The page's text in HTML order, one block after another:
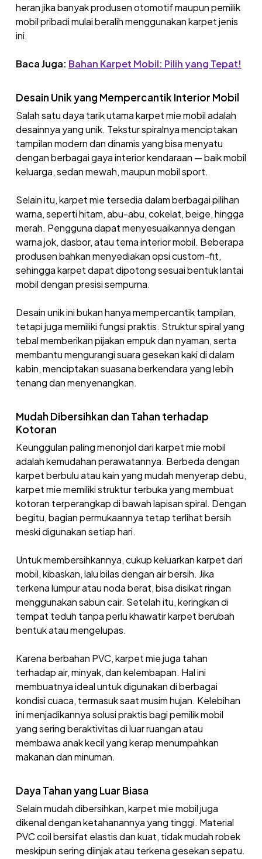
heran jika banyak produsen otomotif maupun pemilik
mobil pribadi mulai beralih menggunakan karpet jenis
ini.
Baca Juga: Bahan Karpet Mobil: Pilih yang Tepat!
Desain Unik yang Mempercantik Interior Mobil
Salah satu daya tarik utama karpet mie mobil adalah
desainnya yang unik. Tekstur spiralnya menciptakan
tampilan modern dan dinamis yang bisa menyatu
dengan berbagai gaya interior kendaraan — baik mobil
keluarga, sedan mewah, maupun mobil sport.
Selain itu, karpet mie tersedia dalam berbagai pilihan
warna, seperti hitam, abu-abu, cokelat, beige, hingga
merah. Pengguna dapat menyesuaikannya dengan
warna jok, dasbor, atau tema interior mobil. Beberapa
produsen bahkan menyediakan opsi custom-fit,
sehingga karpet dapat dipotong sesuai bentuk lantai
mobil dengan presisi sempurna.
Desain unik ini bukan hanya mempercantik tampilan,
tetapi juga memiliki fungsi praktis. Struktur spiral yang
tebal memberikan pijakan empuk dan nyaman, serta
membantu mengurangi suara gesekan kaki di dalam
kabin, menciptakan suasana berkendara yang lebih
tenang dan menyenangkan.
Mudah Dibersihkan dan Tahan terhadap
Kotoran
Keunggulan paling menonjol dari karpet mie mobil
adalah kemudahan perawatannya. Berbeda dengan
karpet berbulu atau kain yang mudah menyerap debu,
karpet mie memiliki struktur terbuka yang membuat
kotoran terperangkap di bawah lapisan spiral. Dengan
begitu, bagian permukaannya tetap terlihat bersih
meski digunakan setiap hari.
Untuk membersihkannya, cukup keluarkan karpet dari
mobil, kibaskan, lalu bilas dengan air bersih. Jika
terkena lumpur atau noda berat, bisa disikat ringan
menggunakan sabun cair. Setelah itu, keringkan di
tempat teduh tanpa perlu khawatir karpet berubah
bentuk atau mengelupas.
Karena berbahan PVC, karpet mie juga tahan
terhadap air, minyak, dan kelembapan. Hal ini
membuatnya ideal untuk digunakan di berbagai
kondisi cuaca, termasuk saat musim hujan. Kelebihan
ini menjadikannya solusi praktis bagi pemilik mobil
yang sering beraktivitas di luar ruangan atau
membawa anak kecil yang kerap menumpahkan
makanan dan minuman.
Daya Tahan yang Luar Biasa
Selain mudah dibersihkan, karpet mie mobil juga
dikenal dengan ketahanannya yang tinggi. Material
PVC coil bersifat elastis dan kuat, tidak mudah robek
meskipun sering diinjak atau terkena gesekan sepatu.